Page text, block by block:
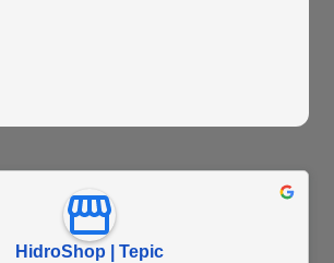
HidroShop | Tepic